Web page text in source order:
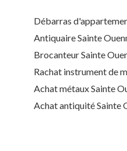
Débarras
Antiquaire Sainte
Brocanteur Sainte
Rachat instrument de
Achat métaux Sainte
Achat antiquité Sainte